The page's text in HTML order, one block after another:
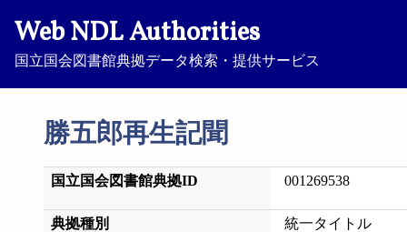
Web NDL Authorities
国立国会図書館典拠データ検索・提供サービス
勝五郎再生記聞
国立国会図書館典拠ID 001269538
典拠種別 統一タイトル